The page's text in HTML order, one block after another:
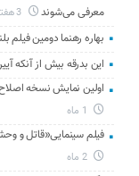
معرفی می‌شوند
3 هفته
بهاره رهنما دومین فیلم
این بدرقه بیش از آنکه
اولین نمایش نسخه
فیلم سینمایی«قاتل و
2 ماه